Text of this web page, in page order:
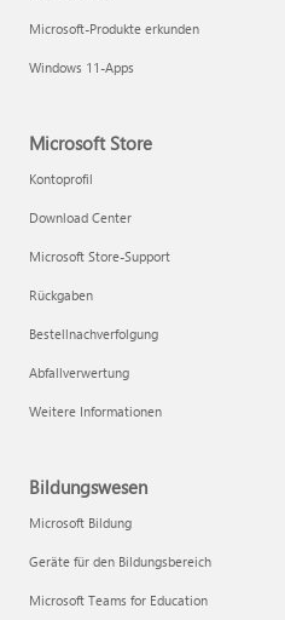
Microsoft-Produkte erkunden
Windows 11-Apps
Microsoft Store
Kontoprofil
Download Center
Microsoft Store-Support
Rückgaben
Bestellnachverfolgung
Abfallverwertung
Weitere Informationen
Bildungswesen
Microsoft Bildung
Geräte für den Bildungsbereich
Microsoft Teams for Education